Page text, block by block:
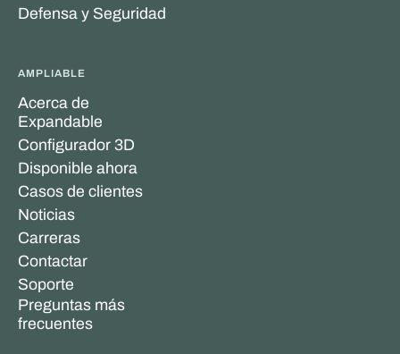
Defensa y Seguridad
AMPLIABLE
Acerca de
Expandable
Configurador 3D
Disponible ahora
Casos de clientes
Noticias
Carreras
Contactar
Soporte
Preguntas más
frecuentes